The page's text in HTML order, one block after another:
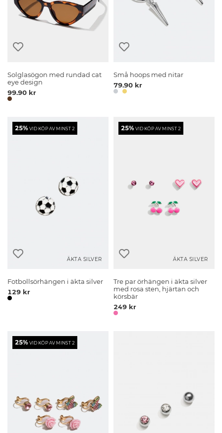
Solglasögon med rundad cat
eye design
99.90 kr
Små hoops med nitar
79.90 kr
25%VID KÖP AV MINST 2
ÄKTA SILVER
Fotbollsörhängen i äkta silver
129 kr
25%VID KÖP AV MINST 2
ÄKTA SILVER
Tre par örhängen i äkta silver
med rosa sten, hjärtan och
körsbär
249 kr
25%VID KÖP AV MINST 2